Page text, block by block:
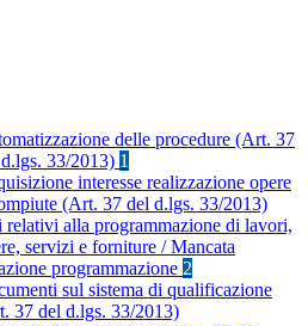
delle procedure (Art. 37
33/2013) 1
interesse realizzazione opere
(Art. 37 del d.lgs. 33/2013)
relativi alla programmazione di lavori,
servizi e forniture / Mancata
programmazione 2
sul sistema di qualificazione
37 del d.lgs. 33/2013)